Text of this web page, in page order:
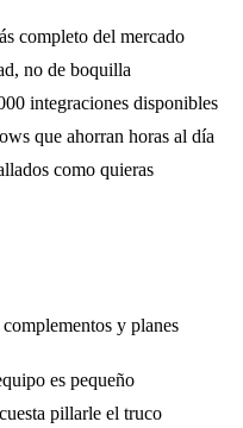
completo del mercado
no de boquilla
integraciones disponibles
que ahorran horas al día
como quieras
y planes
es pequeño
pillarle el truco